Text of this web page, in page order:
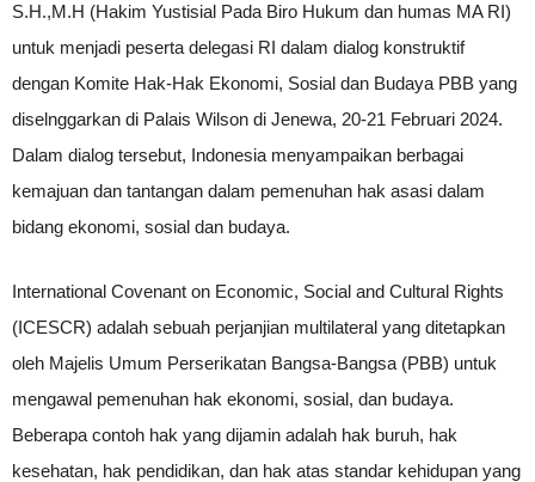
S.H.,M.H (Hakim Yustisial Pada Biro Hukum dan humas MA RI)
untuk menjadi peserta delegasi RI dalam dialog konstruktif
dengan Komite Hak-Hak Ekonomi, Sosial dan Budaya PBB yang
diselnggarkan di Palais Wilson di Jenewa, 20-21 Februari 2024.
Dalam dialog tersebut, Indonesia menyampaikan berbagai
kemajuan dan tantangan dalam pemenuhan hak asasi dalam
bidang ekonomi, sosial dan budaya.
International Covenant on Economic, Social and Cultural Rights
(ICESCR) adalah sebuah perjanjian multilateral yang ditetapkan
oleh Majelis Umum Perserikatan Bangsa-Bangsa (PBB) untuk
mengawal pemenuhan hak ekonomi, sosial, dan budaya.
Beberapa contoh hak yang dijamin adalah hak buruh, hak
kesehatan, hak pendidikan, dan hak atas standar kehidupan yang